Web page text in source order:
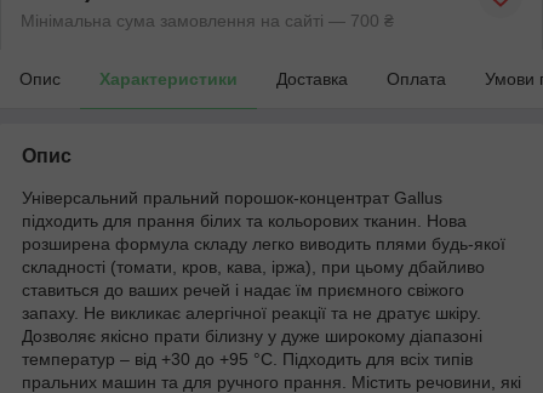
Мінімальна сума замовлення на сайті — 700 ₴
Опис Характеристики Доставка Оплата Умови
Опис
Універсальний пральний порошок-концентрат Gallus
підходить для прання білих та кольорових тканин. Нова
розширена формула складу легко виводить плями будь-якої
складності (томати, кров, кава, іржа), при цьому дбайливо
ставиться до ваших речей і надає їм приємного свіжого
запаху. Не викликає алергічної реакції та не дратує шкіру.
Дозволяє якісно прати білизну у дуже широкому діапазоні
температур – від +30 до +95 °С. Підходить для всіх типів
пральних машин та для ручного прання. Містить речовини, які